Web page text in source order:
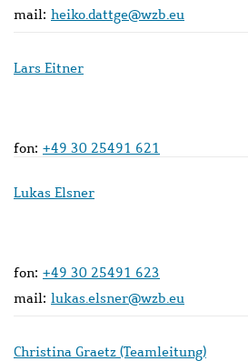
mail: heiko.dattge@wzb.eu
Lars Eitner
fon: +49 30 25491 621
Lukas Elsner
fon: +49 30 25491 623
mail: lukas.elsner@wzb.eu
Christina Graetz (Teamleitung)